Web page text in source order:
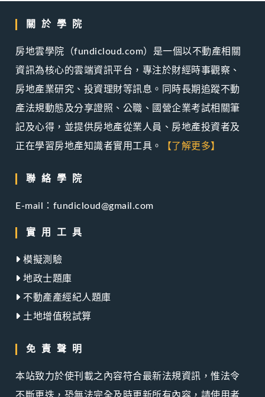
關於學院
房地雲學院（fundicloud.com）是一個以不動產相關
資訊為核心的雲端資訊平台，專注於財經時事觀察、
房地產業研究、投資理財等訊息。同時長期追蹤不動
產法規動態及分享證照、公職、國營企業考試相關筆
記及心得，並提供房地產從業人員、房地產投資者及
正在學習房地產知識者實用工具。
【了解更多】
聯絡學院
E-mail：fundicloud@gmail.com
實用工具
模擬測驗
地政士題庫
不動產產經紀人題庫
土地增值稅試算
免責聲明
本站致力於使刊載之內容符合最新法規資訊，惟法令